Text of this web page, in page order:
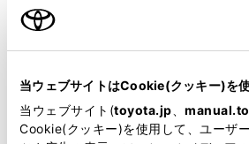
当ウェブサイトはCookie(クッキー)を使
当ウェブサイト(toyota.jp
Cookie(クッキー)を使用して、ユーザ
カローラ群馬 太田西本町店
各種お問い合わせ